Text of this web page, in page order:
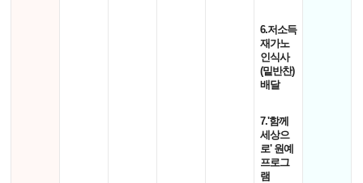
6.저소득
재가노
인식사
(밑반찬)
배달
7.'함께
세상으
로' 원예
프로그
램